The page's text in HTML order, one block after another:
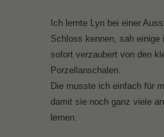
Ich lernte Lyn bei einer
Schloss kennen, sah einige
sofort verzaubert von den
Porzellanschalen.
Die musste ich einfach für
damit sie noch ganz viele
lernen.